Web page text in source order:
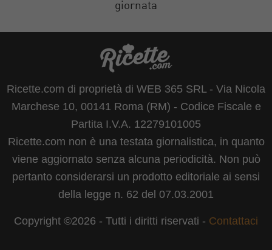
giornata
Ricette.com di proprietà di WEB 365 SRL - Via Nicola
Marchese 10, 00141 Roma (RM) - Codice Fiscale e
Partita I.V.A. 12279101005
Ricette.com non è una testata giornalistica, in quanto
viene aggiornato senza alcuna periodicità. Non può
pertanto considerarsi un prodotto editoriale ai sensi
della legge n. 62 del 07.03.2001
Copyright ©2026 - Tutti i diritti riservati - Contattaci